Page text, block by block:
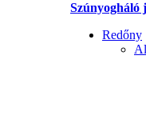
Szúnyogháló
Redőny